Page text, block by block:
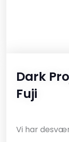
Dark
Fuji
Vi har